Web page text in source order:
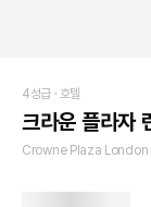
4성급 · 호텔
크라운 플라자
Crowne Plaza